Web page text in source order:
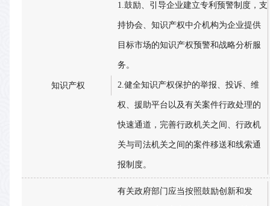
知识产权
1.鼓励、引导企业建立专利预警制度，支
持协会、知识产权中介机构为企业提供
目标市场的知识产权预警和战略分析服
务。
2.健全知识产权保护的举报、投诉、维
权、援助平台以及有关案件行政处理的
快速通道，完善行政机关之间、行政机
关与司法机关之间的案件移送和线索通
报制度。
有关政府部门应当按照鼓励创新和发